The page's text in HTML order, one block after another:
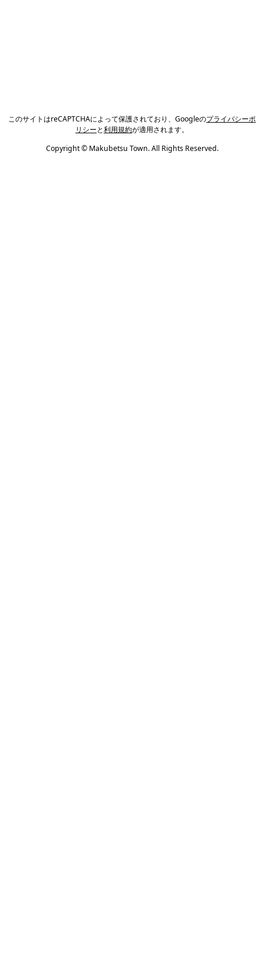
このサイトはreCAPTCHAによって保護されており、Googleのプライバシーポ
リシーと利用規約が適用されます。
Copyright © Makubetsu Town. All Rights Reserved.